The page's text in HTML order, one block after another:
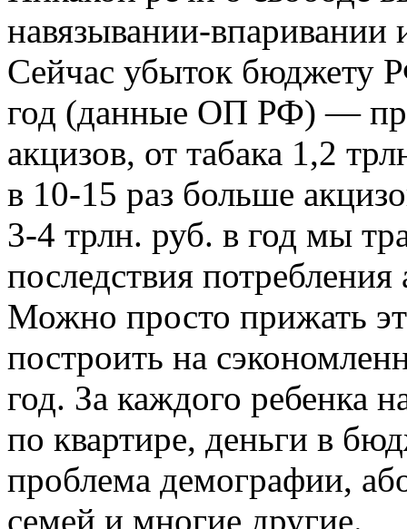
навязывании-впаривании
Сейчас убыток бюджету
год (данные ОП РФ) —
акцизов, от табака 1,2
в 10-15 раз больше
3-4 трлн. руб. в год мы
последствия потребления
Можно просто прижать
построить на
год. За каждого ребенка
по квартире, деньги в
проблема демографии,
семей и многие другие.